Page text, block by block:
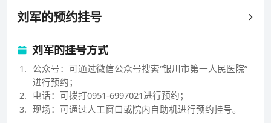
刘军的预约挂号
刘军的挂号方式
1. 公众号：可通过微信公众号搜索“银川市第一人民医院”
进行预约；
2. 电话：可拨打0951-6997021进行预约；
3. 现场：可通过人工窗口或院内自助机进行预约挂号。